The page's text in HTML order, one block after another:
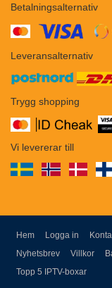
Betalningsalternativ
Leveransalternativ
Trygg shopping
Vi levererar till
Hem Logga in
Nyhetsbrev Villkor
Topp 5 IPTV-boxar